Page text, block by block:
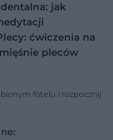
jak
ćwiczenia na
pleców
fotelu i rozpocznij